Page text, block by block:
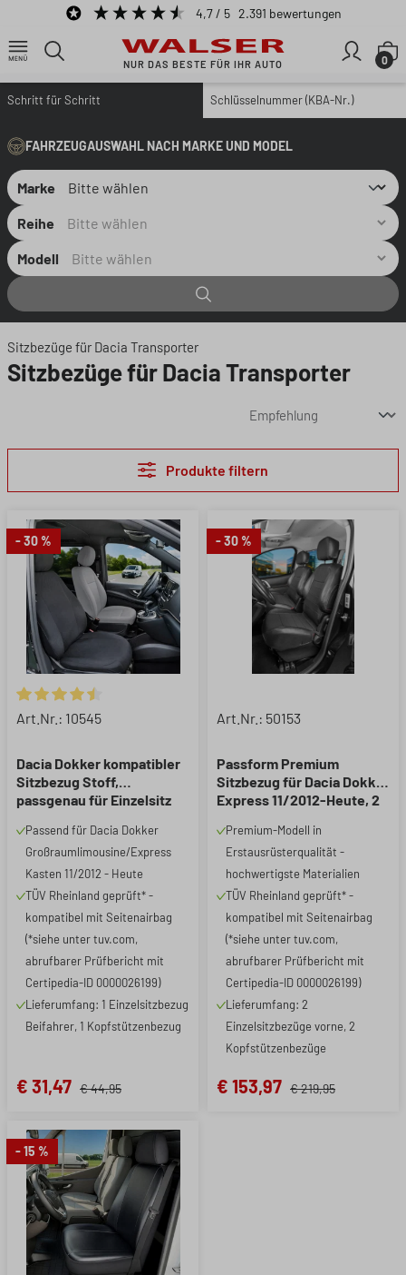
Zum Hauptinhalt springen 4,7/ 5 2.391 bewertungen
NUR DAS BESTE FÜR IHR AUTO 0
Schritt für Schritt Schlüsselnummer (KBA-Nr.)
FAHRZEUGAUSWAHL NACH MARKE UND MODEL
Marke
Reihe
Modell
Sitzbezüge für Dacia Transporter
Sitzbezüge für Dacia Transporter
Produkte filtern
- 30 %
Durchschnittliche Bewertung von 4.6 von 5 Sternen
Art.Nr.: 10545
Dacia Dokker kompatibler
Sitzbezug Stoff,
passgenau für Einzelsitz
Sitzbezüge
Transporter/Van anthrazit
Passend für Dacia Dokker
Großraumlimousine/Express
Kasten 11/2012 - Heute
TÜV Rheinland geprüft* -
kompatibel mit Seitenairbag
(*siehe unter tuv.com,
abrufbarer Prüfbericht mit
Certipedia-ID 0000026199)
Lieferumfang: 1 Einzelsitzbezug
Beifahrer, 1 Kopfstützenbezug
€ 31,47 € 44,95
- 30 %
Art.Nr.: 50153
Passform Premium
Sitzbezug für Dacia Dokker
Express 11/2012-Heute, 2
Premium-Modell in
Erstausrüsterqualität -
hochwertigste Materialien
TÜV Rheinland geprüft* -
kompatibel mit Seitenairbag
(*siehe unter tuv.com,
abrufbarer Prüfbericht mit
Certipedia-ID 0000026199)
Lieferumfang: 2
Einzelsitzbezüge vorne, 2
Kopfstützenbezüge
€ 153,97 € 219,95
- 15 %